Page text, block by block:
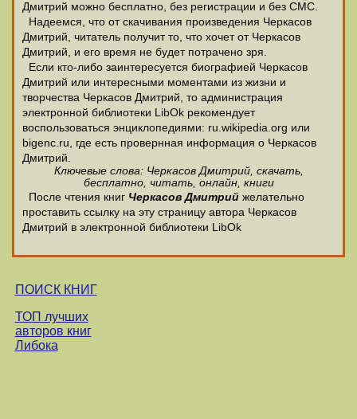
Дмитрий можно бесплатно, без регистрации и без СМС.
Надеемся, что от скачивания произведения Черкасов
Дмитрий, читатель получит то, что хочет от Черкасов
Дмитрий, и его время не будет потрачено зря.
Если кто-либо заинтересуется биографией Черкасов
Дмитрий или интересными моментами из жизни и
творчества Черкасов Дмитрий, то администрация
электронной библиотеки LibOk рекомендует
воспользоваться энциклопедиями: ru.wikipedia.org или
bigenc.ru, где есть провернная информация о Черкасов
Дмитрий.
Ключевые слова: Черкасов Дмитрий, скачать,
бесплатно, читать, онлайн, книги
После чтения книг Черкасов Дмитрий желательно
проставить ссылку на эту страницу автора Черкасов
Дмитрий в электронной библиотеки LibOk
ПОИСК КНИГ
ТОП лучших
авторов книг
Либока